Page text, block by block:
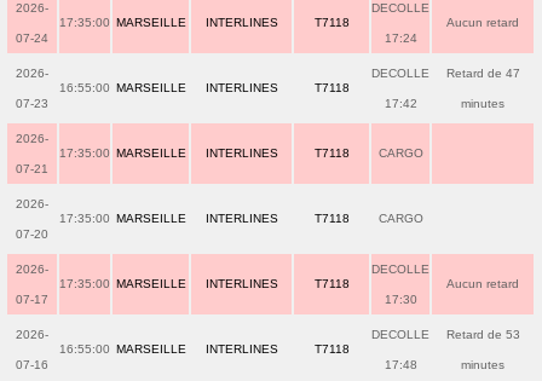
2026-
07-24
17:35:00 MARSEILLE INTERLINES T7118
DECOLLE
17:24
Aucun retard
2026-
07-23
16:55:00 MARSEILLE INTERLINES T7118
DECOLLE
17:42
Retard de 47
minutes
2026-
07-21
17:35:00 MARSEILLE INTERLINES T7118 CARGO
2026-
07-20
17:35:00 MARSEILLE INTERLINES T7118 CARGO
2026-
07-17
17:35:00 MARSEILLE INTERLINES T7118
DECOLLE
17:30
Aucun retard
2026-
07-16
16:55:00 MARSEILLE INTERLINES T7118
DECOLLE
17:48
Retard de 53
minutes